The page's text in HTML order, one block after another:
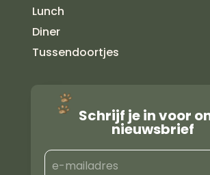
Lunch
Diner
Tussendoortjes
Schrijf je in voor
nieuwsbrief